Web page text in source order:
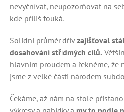
nevyčnívat, neupozorňovat na
kde příliš fouká.
Solidní průměr dřívzajišťoval
dosahování střídmých cílů.
hlavním proudem a řekněme, že
jsme z velké části národem
Čekáme, až nám na stole
výkresy a nabídky a my to podle